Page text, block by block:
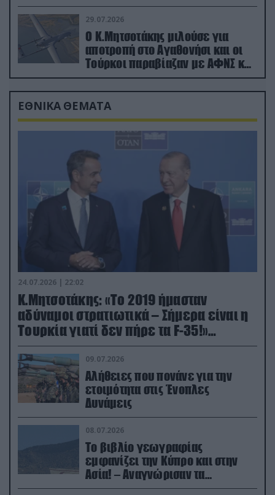
29.07.2026
Ο Κ.Μητσοτάκης μιλούσε για
αποτροπή στο Αγαθονήσι και οι
Τούρκοι παραβίαζαν με ΑΦΝΣ και
drone
ΕΘΝΙΚΑ ΘΕΜΑΤΑ
24.07.2026 | 22:02
Κ.Μητσοτάκης: «Το 2019 ήμασταν
αδύναμοι στρατιωτικά – Σήμερα είναι η
Τουρκία γιατί δεν πήρε τα F-35!»
(βίντεο)
09.07.2026
Αλήθειες που πονάνε για την
ετοιμότητα στις Ένοπλες
Δυνάμεις
08.07.2026
Το βιβλίο γεωγραφίας
εμφανίζει την Κύπρο και στην
Ασία! – Αναγνώρισαν τα
κατεχόμενα; (φωτο)